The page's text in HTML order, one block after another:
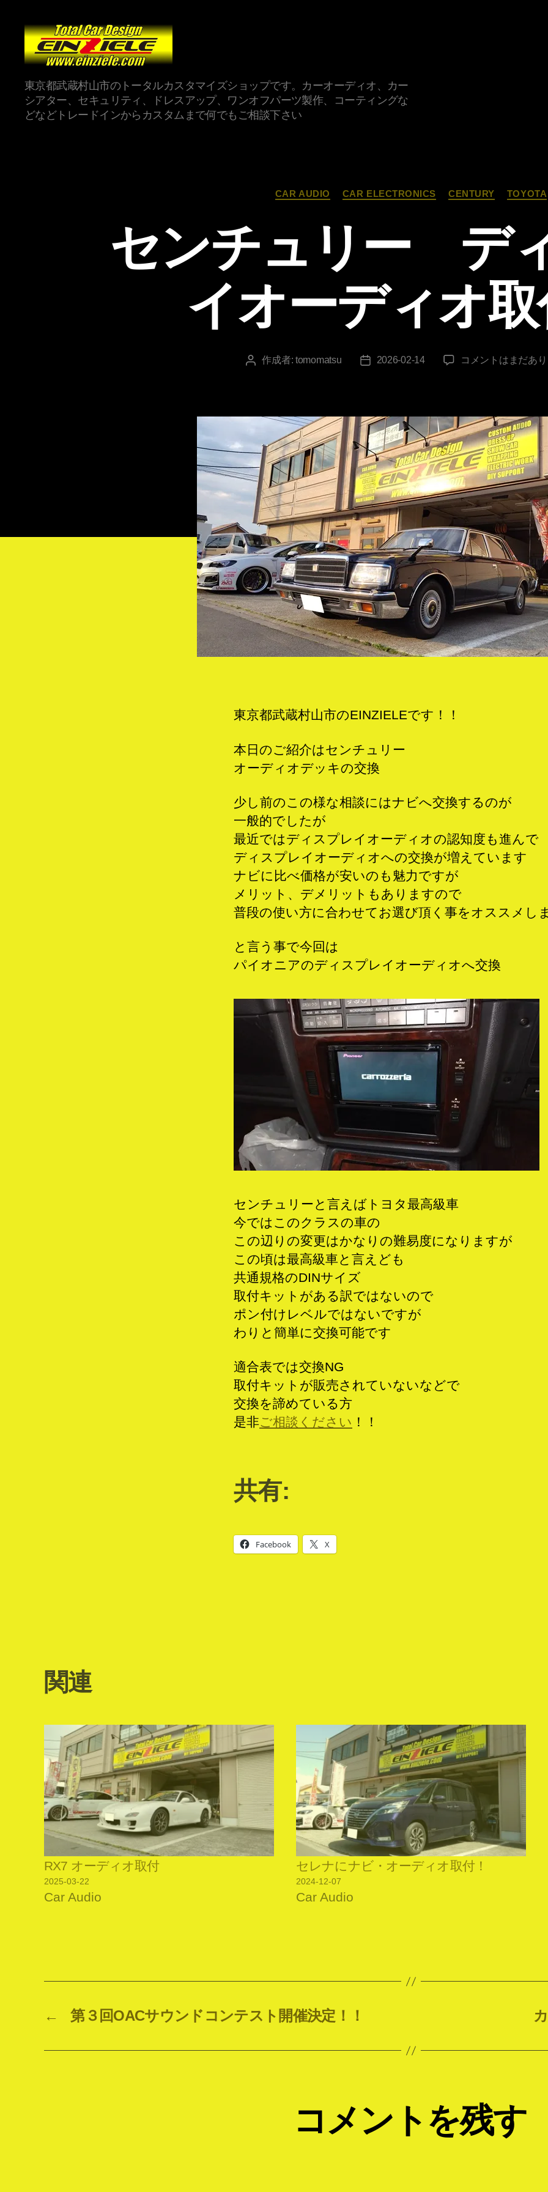
東京都武蔵村山市のトータルカスタマイズショップです。カーオーディオ、カー
シアター、セキュリティ、ドレスアップ、ワンオフパーツ製作、コーティングな
どなどトレードインからカスタムまで何でもご相談下さい
カ
テ
CAR AUDIO CAR ELECTRONICS CENTURY TOYOTA
センチュリー デ
イオーディオ
投
作成者: tomomatsu
投
2026-02-14
セ
リ
ー
デ
ィ
ス
プ
レ
オ
ー
デ
ィ
取
付！
へ
の
コメントはまだあ
東京都武蔵村山市のEINZIELEです！！
本日のご紹介はセンチュリー
オーディオデッキの交換
少し前のこの様な相談にはナビへ交換するのが
一般的でしたが
最近ではディスプレイオーディオの認知度も進んで
ディスプレイオーディオへの交換が増えています
ナビに比べ価格が安いのも魅力ですが
メリット、デメリットもありますので
普段の使い方に合わせてお選び頂く事をオススメし
と言う事で今回は
パイオニアのディスプレイオーディオへ交換
センチュリーと言えばトヨタ最高級車
今ではこのクラスの車の
この辺りの変更はかなりの難易度になりますが
この頃は最高級車と言えども
共通規格のDINサイズ
取付キットがある訳ではないので
ポン付けレベルではないですが
わりと簡単に交換可能です
適合表では交換NG
取付キットが販売されていないなどで
交換を諦めている方
是非ご相談ください ！！
共有:
Facebook X
関連
RX7 オーディオ取付
2025-03-22
Car Audio
セレナにナビ・オーディオ取付！
2024-12-07
Car Audio
← 第３回OACサウンドコンテスト開催決定！！
コメントを残す